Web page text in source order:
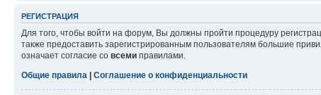
РЕГИСТРАЦИЯ
Для того, чтобы войти на форум, Вы должны пройти процедуру
также предоставить зарегистрированным пользователям большие
означает согласие со всеми правилами.
Общие правила | Соглашение о конфиденциальности